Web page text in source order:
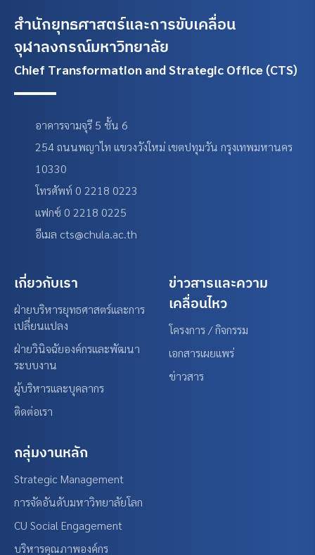
สำนักยุทธศาสตร์และการขับเคลื่อน
จุฬาลงกรณ์มหาวิทยาลัย
Chief Transformation and Strategic Office (CTS)
อาคารจามจุรี 5 ชั้น 6
254 ถนนพญาไท แขวงวังใหม่ เขตปทุมวัน กรุงเทพมหานคร
10330
โทรศัพท์ 0 2218 0223
แฟกซ์ 0 2218 0225
อีเมล cts@chula.ac.th
เกี่ยวกับเรา
ฝ่ายบริหารยุทธศาสตร์และการ
เปลี่ยนแปลง
ฝ่ายวินิจฉัยองค์กรและพัฒนา
ระบบงาน
ผู้บริหารและบุคลากร
ติดต่อเรา
ข่าวสารและความ
เคลื่อนไหว
โครงการ / กิจกรรม
เอกสารเผยแพร่
ข่าวสาร
กลุ่มงานหลัก
Strategic Management
การจัดอันดับมหาวิทยาลัยโลก
CU Social Engagement
บริหารคุณภาพองค์กร